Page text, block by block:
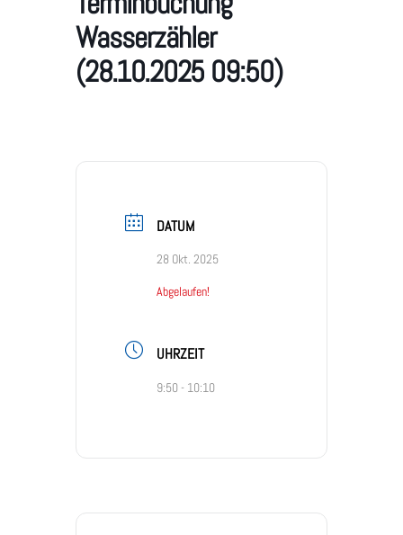
Wasserzähler
(28.10.2025 09:50)
DATUM
28 Okt. 2025
Abgelaufen!
UHRZEIT
9:50 - 10:10